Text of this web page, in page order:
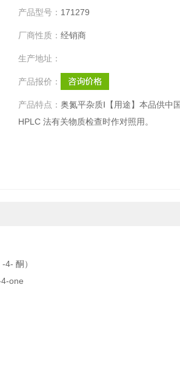
产品型号： 171279
厂商性质： 经销商
生产地址：
产品报价：
产品特点： 奥氮平杂质Ⅰ【用途】本品供中
HPLC 法有关物质检查时作对照用。
酮）
one